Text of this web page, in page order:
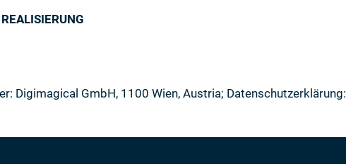
Digimagical GmbH, 1100 Wien, Austria; Datenschutzerklärung: